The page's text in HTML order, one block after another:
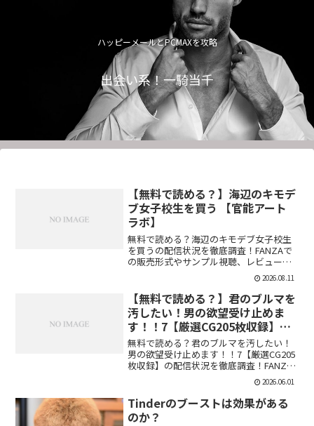
ハッピーメールとPCMAXを攻略
出会い系！一騎当千
【無料で読める？】海辺のキモデ
ブ女子校生を買う 【官能アート
ラボ】
無料で読める？海辺のキモデブ女子校生
を買うの配信状況を徹底調査！FANZAで
の販売形式やサンプル視聴、レビュー評
価もまとめています。今すぐチェック！
2026.08.11
【無料で読める？】君のブルマを
汚したい！男の欲望受け止めま
す！！7【厳選CG205枚収録】
【虚構クラブ】
無料で読める？君のブルマを汚したい！
男の欲望受け止めます！！7【厳選CG205
枚収録】の配信状況を徹底調査！FANZA
での販売形式やサンプル視聴、レビュー
評価もまとめています。今すぐチェッ
ク！【d_544876】
2026.06.01
Tinderのブーストは効果がある
のか？